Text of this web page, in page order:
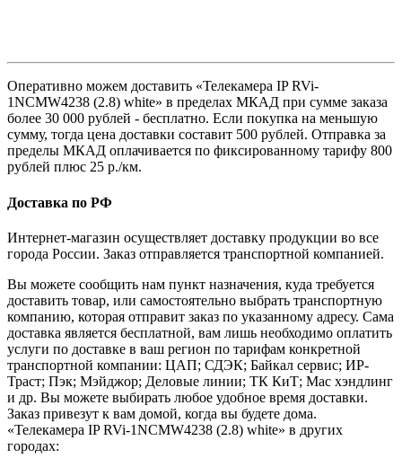
Оперативно можем доставить «Телекамера IP RVi-
1NCMW4238 (2.8) white» в пределах МКАД при сумме заказа
более 30 000 рублей - бесплатно. Если покупка на меньшую
сумму, тогда цена доставки составит 500 рублей. Отправка за
пределы МКАД оплачивается по фиксированному тарифу 800
рублей плюс 25 р./км.
Доставка по РФ
Интернет-магазин осуществляет доставку продукции во все
города России. Заказ отправляется транспортной компанией.
Вы можете сообщить нам пункт назначения, куда требуется
доставить товар, или самостоятельно выбрать транспортную
компанию, которая отправит заказ по указанному адресу. Сама
доставка является бесплатной, вам лишь необходимо оплатить
услуги по доставке в ваш регион по тарифам конкретной
транспортной компании: ЦАП; СДЭК; Байкал сервис; ИР-
Траст; Пэк; Мэйджор; Деловые линии; ТК КиТ; Мас хэндлинг
и др. Вы можете выбирать любое удобное время доставки.
Заказ привезут к вам домой, когда вы будете дома.
«Телекамера IP RVi-1NCMW4238 (2.8) white» в других
городах: